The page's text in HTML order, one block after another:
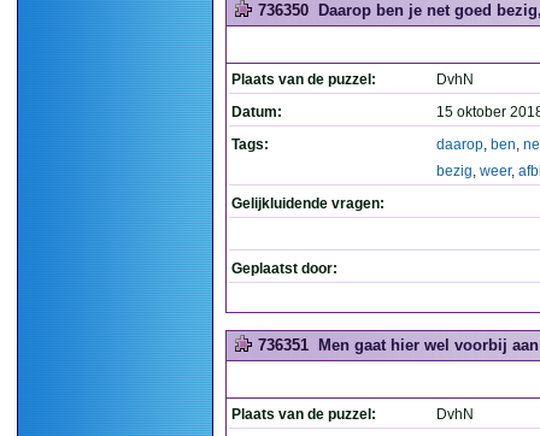
736350 Daarop ben je net goed
Plaats van de puzzel:
DvhN
Datum:
15 oktober
Tags:
daarop, ben,
bezig, weer,
Gelijkluidende vragen:
Geplaatst door:
736351 Men gaat hier wel voorbij
Plaats van de puzzel:
DvhN